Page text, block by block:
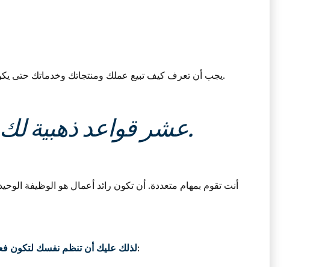
يجب أن تعرف كيف تبيع عملك ومنتجاتك وخدماتك حتى يكون عملك مستدامًا. يجب عليك على الاطلاق عدم تفويضها تماما. على أي حال ، ليس عندما تكون بمفردك.
عشر قواعد ذهبية لك لتنجح في البيع دون أن تقدم روحك للشيطان.
أنت تقوم بمهام متعددة. أن تكون رائد أعمال هو الوظيفة
لذلك عليك أن تنظم نفسك لتكونسيكون أفضل سلاح لديك. كلما زاد عدد الساعات التي ستمنحها لعملية البيع ، سيتم تأطيرها وتنظيمها: